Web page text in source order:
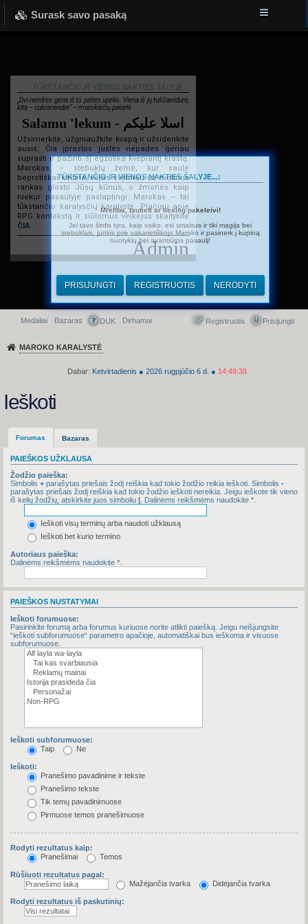
Surask savo pasaką
TŪKSTANČIO IR VIENOS NAKTIES ŠALYJE...
„Dvi nendrės geria iš to paties upelio. Viena iš jų tuščiavidurė,
kita – cukranendrė“ – marokiečių patarlė.
Salamu 'lekum - اسلا عليكم
Užsimerkite, užgniaužkite kvapą ir užsidenkite
ausis. Čia įprastos juslės nepadės geriau
suprasti ir pažinti šį egzotika kvepiantį kraštą.
Marokas – stebuklų žemė, kur saulė
beprotiškai kaitina, vėjas švelniau už motinos
rankas glosto Jūsų kūnus, o žmonės kaip
niekur pasaulyje paslaptingi. Marokas – tai
tūkstančio karalysčių karalystė. Plačiau apie
RPG kontekstą ir siūlomus veikėjus skaitykite
ČIA.
Admin
Greitasis meniu
Medaliai Bazaras DUK Dirhamai Prisijungti
Registruotis
MAROKO KARALYSTĖ
Dabar: Ketvirtadienis ● 2026 rugpjūčio 6 d. ● 14:49:38
TŪKSTANČIO IR VIENOS NAKTIES ŠALYJE...:
Mrehba, tautieti ar tiesiog pakeleivi!
Jei tavo širdis tyra, kaip vaiko, esi smalsus ir tiki magija bei
stebuklais, junkis prie vakarietiškojo Maroko ir pasinerk į kupiną
nuotykių bei avantiūros pasaulį!
PRISIJUNGTI REGISTRUOTIS NERODYTI
Ieškoti
Forumas Bazaras
PAIEŠKOS UŽKLAUSA
Žodžio paieška:
Simbolis + parašytas priešais žodį reiškia kad tokio žodžio reikia ieškoti. Simbolis -
parašytas priešais žodį reiškia kad tokio žodžio ieškoti nereikia. Jeigu ieškote tik vieno
iš kelių žodžių, atskirkite juos simboliu | . Dalinėms reikšmėms naudokite *.
Ieškoti visų terminų arba naudoti užklausą
Ieškoti bet kurio termino
Autoriaus paieška:
Dalinėms reikšmėms naudokite *.
PAIEŠKOS NUSTATYMAI
Ieškoti forumuose:
Pasirinkite forumą arba forumus kuriuose norite atlikti paiešką. Jeigu neišjungsite
“ieškoti subforumuose“ parametro apačioje, automatiškai bus ieškoma ir visuose
subforumuose.
Ieškoti subforumuose:
Taip
Ne
Ieškoti:
Pranešimo pavadinime ir tekste
Pranešimo tekste
Tik temų pavadinimuose
Pirmuose temos pranešimuose
Rodyti rezultatus kaip:
Pranešimai
Temos
Rūšiuoti rezultatus pagal:
Mažėjančia tvarka
Didėjančia tvarka
Rodyti rezultatus iš paskutinių: